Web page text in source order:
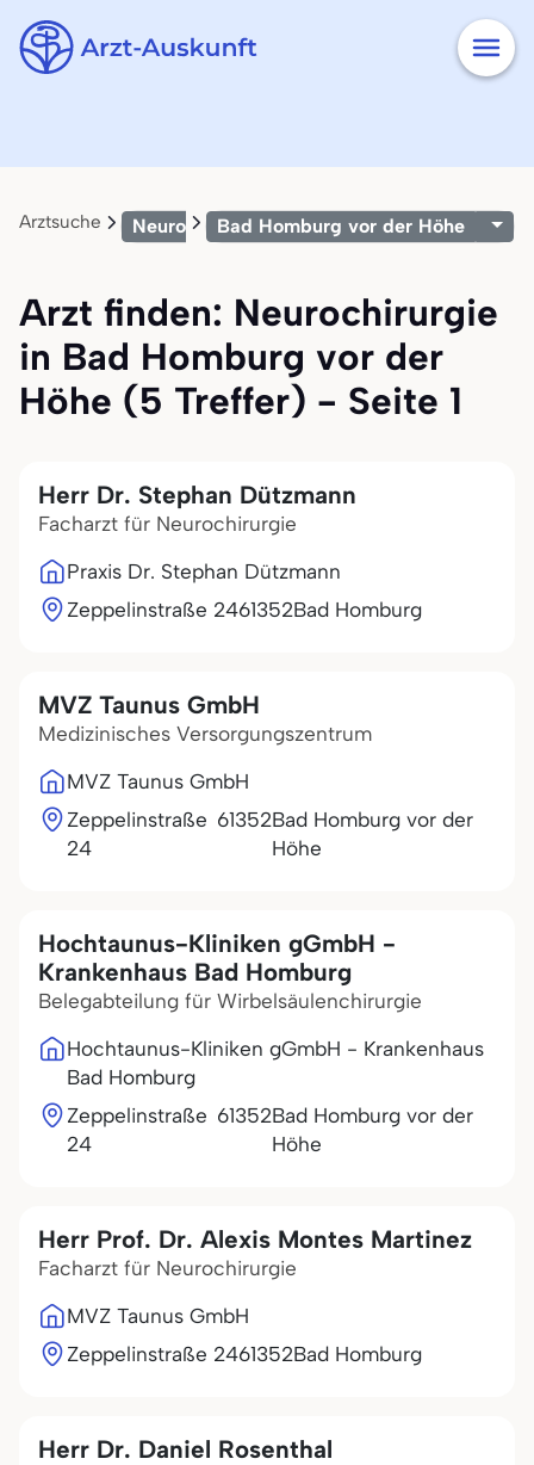
Arztsuche NeurochirurgieBad Homburg vor der Höhe
Arzt finden: Neurochirurgie
in Bad Homburg vor der
Höhe (5 Treffer) - Seite 1
Herr Dr. Stephan Dützmann
Facharzt für Neurochirurgie
Praxis Dr. Stephan Dützmann
Zeppelinstraße 2461352Bad Homburg
MVZ Taunus GmbH
Medizinisches Versorgungszentrum
MVZ Taunus GmbH
Zeppelinstraße
24
61352Bad Homburg vor der
Höhe
Hochtaunus-Kliniken gGmbH -
Krankenhaus Bad Homburg
Belegabteilung für Wirbelsäulenchirurgie
Hochtaunus-Kliniken gGmbH - Krankenhaus
Bad Homburg
Zeppelinstraße
24
61352Bad Homburg vor der
Höhe
Herr Prof. Dr. Alexis Montes Martinez
Facharzt für Neurochirurgie
MVZ Taunus GmbH
Zeppelinstraße 2461352Bad Homburg
Herr Dr. Daniel Rosenthal